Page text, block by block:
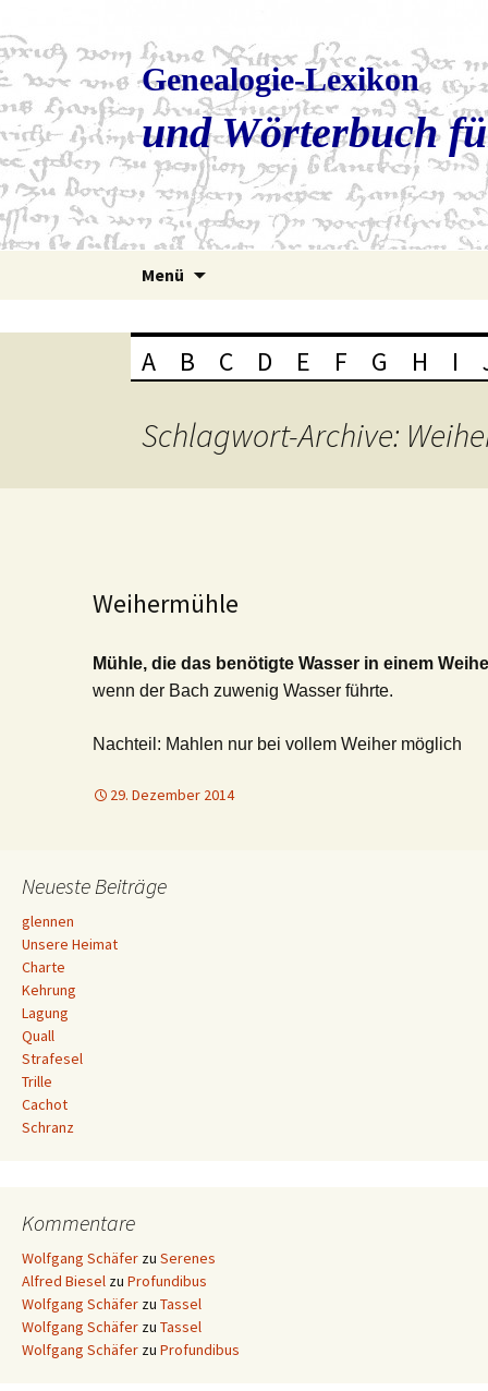
Genealogie-Lexikon
und Wörterbuch
Menü
A B C D E F G H I
Schlagwort-Archive:
Weihermühle
Mühle, die das benötigte Wasser in einem
wenn der Bach zuwenig Wasser führte.
Nachteil: Mahlen nur bei vollem Weiher möglich
29. Dezember 2014
Neueste Beiträge
glennen
Unsere Heimat
Charte
Kehrung
Lagung
Quall
Strafesel
Trille
Cachot
Schranz
Kommentare
Wolfgang Schäfer zu Serenes
Alfred Biesel zu Profundibus
Wolfgang Schäfer zu Tassel
Wolfgang Schäfer zu Tassel
Wolfgang Schäfer zu Profundibus